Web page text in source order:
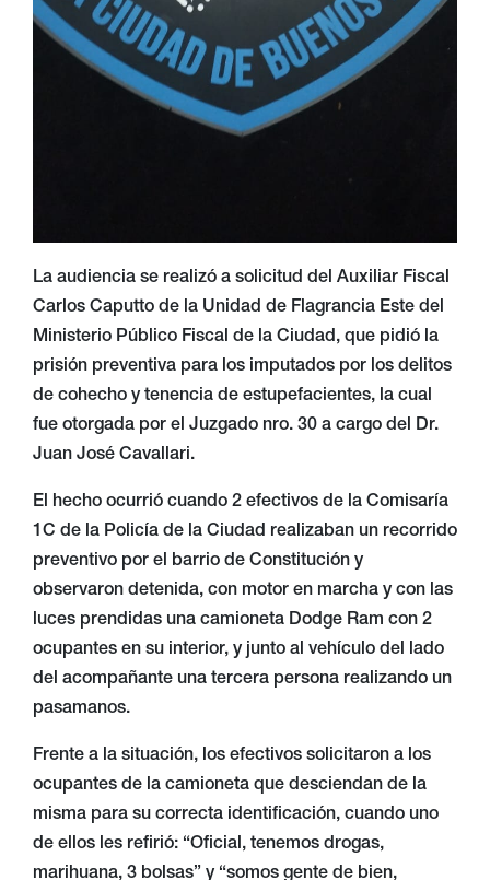
La audiencia se realizó a solicitud del Auxiliar Fiscal
Carlos Caputto de la Unidad de Flagrancia Este del
Ministerio Público Fiscal de la Ciudad, que pidió la
prisión preventiva para los imputados por los delitos
de cohecho y tenencia de estupefacientes, la cual
fue otorgada por el Juzgado nro. 30 a cargo del Dr.
Juan José Cavallari.
El hecho ocurrió cuando 2 efectivos de la Comisaría
1C de la Policía de la Ciudad realizaban un recorrido
preventivo por el barrio de Constitución y
observaron detenida, con motor en marcha y con las
luces prendidas una camioneta Dodge Ram con 2
ocupantes en su interior, y junto al vehículo del lado
del acompañante una tercera persona realizando un
pasamanos.
Frente a la situación, los efectivos solicitaron a los
ocupantes de la camioneta que desciendan de la
misma para su correcta identificación, cuando uno
de ellos les refirió: “Oficial, tenemos drogas,
marihuana, 3 bolsas” y “somos gente de bien,